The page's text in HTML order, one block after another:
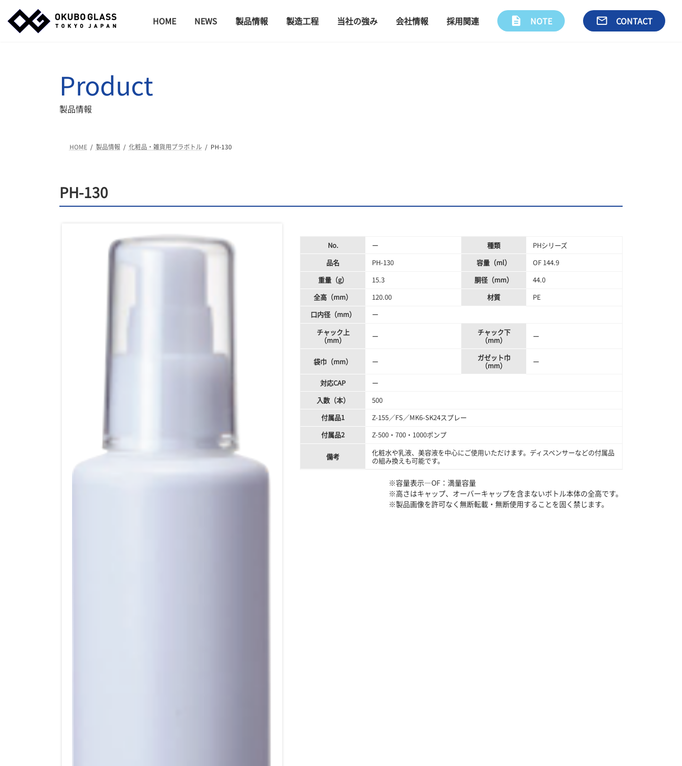
HOME NEWS 製品情報 製造工程 当社の強み 会社情報 採用関連 description NOTE email CONTACT
製品情報
Product
HOME 製品情報 化粧品・雑貨用プラボトル PH-130
PH-130
No. ー 種類
PHシリーズ
品名
PH-130 容量（ml）
OF 144.9
重量（g）
15.3 胴径（mm）
44.0
全高（mm）
120.00 材質
PE
口内径（mm）
ー
チャック上
（mm）
ー
チャック下
（mm）
ー
袋巾（mm） ー
ガゼット巾
（mm）
ー
対応CAP
ー
入数（本）
500
付属品1
Z-155／FS／MK6-SK24スプレー
付属品2
Z-500・700・1000ポンプ
備考
化粧水や乳液、美容液を中心にご使用いただけます。ディスペンサーなどの付属品
の組み換えも可能です。
※容量表示―OF：満量容量
※高さはキャップ、オーバーキャップを含まないボトル本体の全高です。
※製品画像を許可なく無断転載・無断使用することを固く禁じます。